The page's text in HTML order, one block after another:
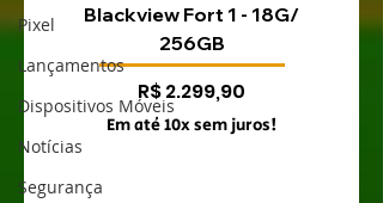
Pixel
Lançamentos
Dispositivos Móveis
Notícias
Segurança
Blackview Fort 1 - 18G/
256GB
Preço
R$ 2.299,90
Em até 10x sem juros!